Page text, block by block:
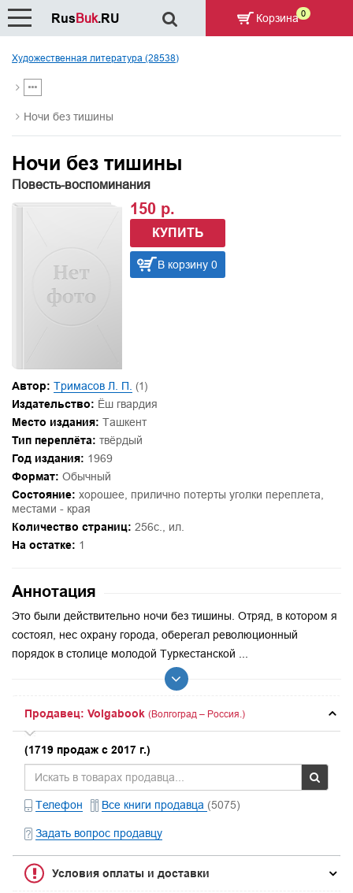
Художественная литература (28538)
Ночи без тишины
Ночи без тишины
Повесть-воспоминания
150 р.
КУПИТЬ
В корзину 0
Автор: Тримасов Л. П. (1)
Издательство: Ёш гвардия
Место издания: Ташкент
Тип переплёта: твёрдый
Год издания: 1969
Формат: Обычный
Состояние: хорошее, прилично потерты уголки переплета,
местами - края
Количество страниц: 256с., ил.
На остатке: 1
Аннотация
Это были действительно ночи без тишины. Отряд, в котором я
состоял, нес охрану города, оберегал революционный
порядок в столице молодой Туркестанской ...
Продавец: Volgabook (Волгоград – Россия.)
(1719 продаж с 2017 г.)
Телефон Все книги продавца (5075)
Задать вопрос продавцу
Условия оплаты и доставки
RusBuk.RU Корзина 0